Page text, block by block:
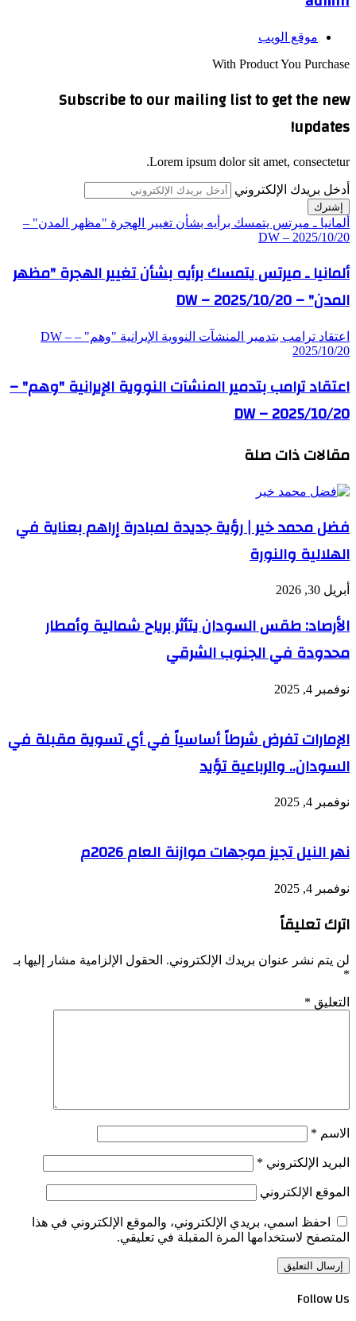
موقع الويب
With Product You Purchase
Subscribe to our mailing list to get the new
updates!
Lorem ipsum dolor sit amet, consectetur.
أدخل بريدك الإلكتروني
ألمانيا ـ ميرتس يتمسك برأيه بشأن تغيير الهجرة "مظهر المدن" –
DW – 2025/10/20
ألمانيا ـ ميرتس يتمسك برأيه بشأن تغيير الهجرة "مظهر
المدن" – DW – 2025/10/20
اعتقاد ترامب بتدمير المنشآت النووية الإيرانية "وهم" – DW –
2025/10/20
اعتقاد ترامب بتدمير المنشآت النووية الإيرانية "وهم" –
DW – 2025/10/20
مقالات ذات صلة
فضل محمد خير | رؤية جديدة لمبادرة إراهم بعناية في
الهلالية والنورة
أبريل 30, 2026
الأرصاد: طقس السودان يتأثر برياح شمالية وأمطار
محدودة في الجنوب الشرقي
نوفمبر 4, 2025
الإمارات تفرض شرطاً أساسياً في أي تسوية مقبلة في
السودان.. والرباعية تؤيد
نوفمبر 4, 2025
نهر النيل تجيز موجهات موازنة العام 2026م
نوفمبر 4, 2025
اترك تعليقاً
لن يتم نشر عنوان بريدك الإلكتروني. الحقول الإلزامية مشار إليها بـ
*
التعليق *
الاسم *
البريد الإلكتروني *
الموقع الإلكتروني
احفظ اسمي، بريدي الإلكتروني، والموقع الإلكتروني في هذا
المتصفح لاستخدامها المرة المقبلة في تعليقي.
Follow Us